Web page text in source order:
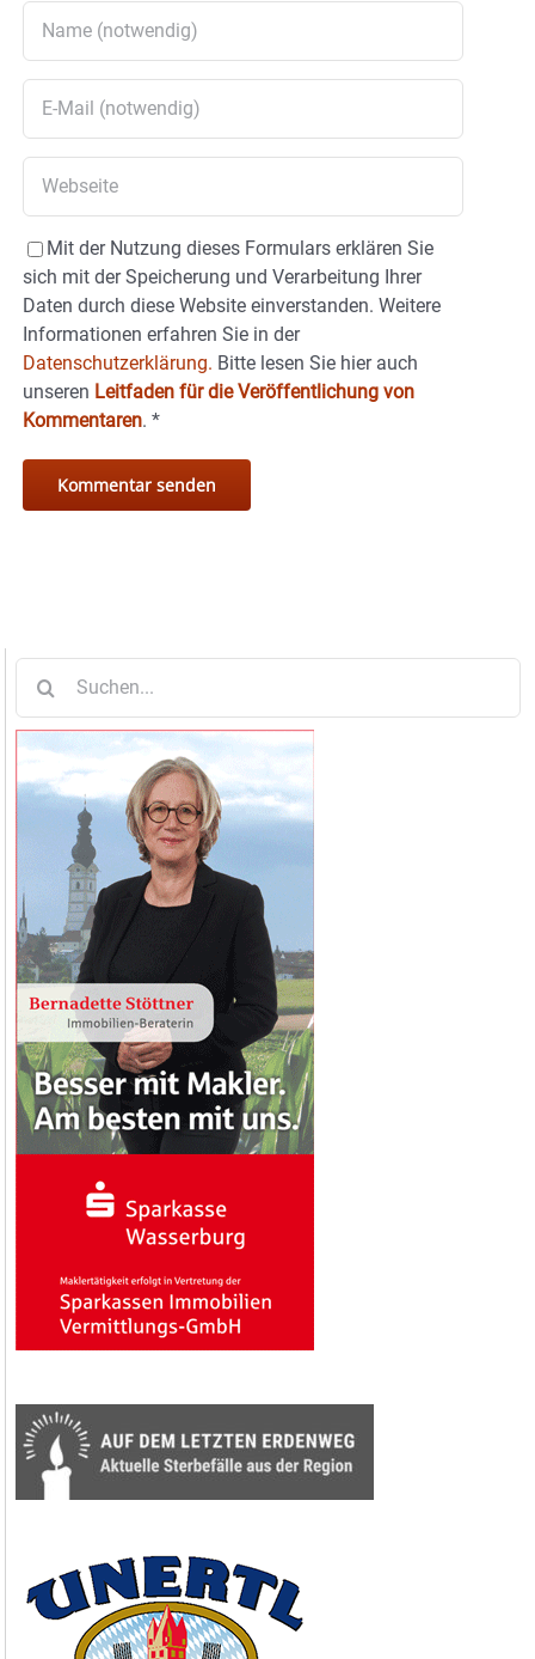
Mit der Nutzung dieses Formulars erklären Sie
sich mit der Speicherung und Verarbeitung Ihrer
Daten durch diese Website einverstanden. Weitere
Informationen erfahren Sie in der
Datenschutzerklärung. Bitte lesen Sie hier auch
unseren Leitfaden für die Veröffentlichung von
Kommentaren. *
nach: